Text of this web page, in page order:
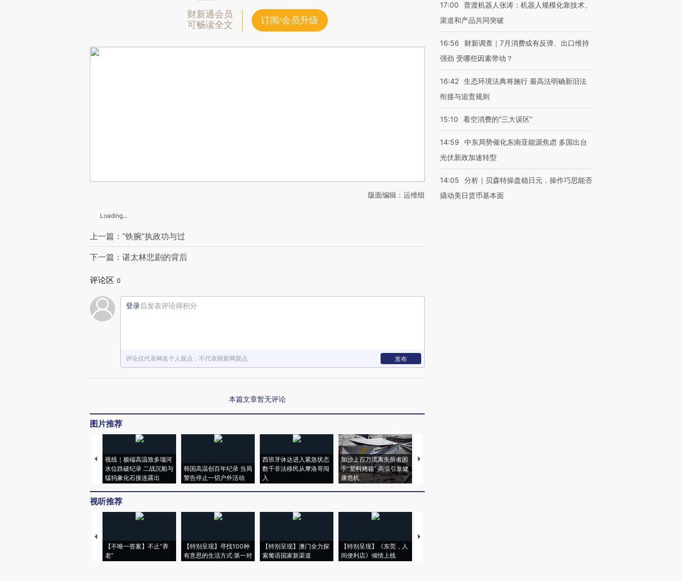
财新通会员
可畅读全文
订阅/会员升级
版面编辑：运维组
Loading...
上一篇：“铁腕”执政功与过
下一篇：谌太林悲剧的背后
评论区 0
登录后发表评论得积分
评论仅代表网友个人观点，不代表财新网观点 发布
本篇文章暂无评论
图片推荐
视线｜极端高温致多瑙河
水位跌破纪录 二战沉船与
猛犸象化石接连露出
韩国高温创百年纪录 当局
警告停止一切户外活动
西班牙休达进入紧急状态
数千非法移民从摩洛哥闯
入
加沙上百万流离失所者困
于“塑料烤箱” 高温引发健
康危机
视线｜HYROX的吸金
视听推荐
【不唯一答案】不止“养
老”
【特别呈现】寻找100种
有意思的生活方式·第一对
【特别呈现】澳门全力探
索葡语国家新渠道
【特别呈现】《东莞，人
间便利店》倾情上线
【推广】走进第四届链博
17:00
普渡机器人张涛：机器人规模化靠技术、
渠道和产品共同突破
16:56
财新调查｜7月消费或有反弹、出口维持
强劲 受哪些因素带动？
16:42 生态环境法典将施行 最高法明确新旧法
衔接与追责规则
15:10 看空消费的“三大误区”
14:59
中东局势催化东南亚能源焦虑 多国出台
光伏新政加速转型
14:05
分析｜贝森特操盘稳日元，操作巧思能否
撬动美日货币基本面